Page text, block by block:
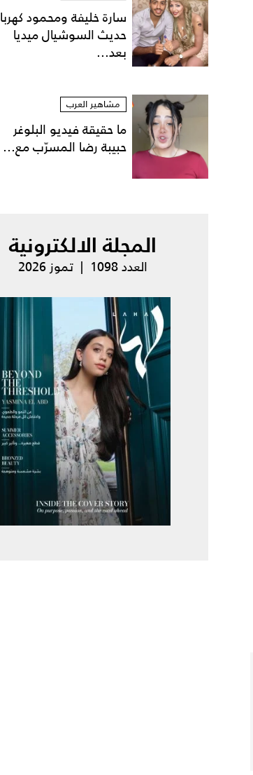
جيسيكا بييل
سارة خليفة ومحمود كهربا
حديث السوشيال ميديا
بعد...
مشاهير العرب
ما حقيقة فيديو البلوغر
حبيبة رضا المسرّب مع...
المجلة الالكترونية
العدد 1098 | تموز 2026